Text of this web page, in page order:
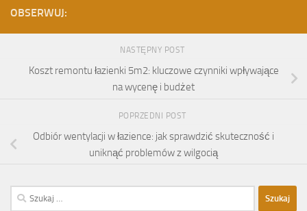
OBSERWUJ:
NASTĘPNY POST
Koszt remontu łazienki 5m2: kluczowe czynniki wpływające
na wycenę i budżet
POPRZEDNI POST
Odbiór wentylacji w łazience: jak sprawdzić skuteczność i
uniknąć problemów z wilgocią
Szukaj: